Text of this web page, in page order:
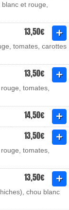
et rouge,
13,50€
tomates, carottes
13,50€
tomates,
14,50€
13,50€
tomates,
13,50€
chou blanc